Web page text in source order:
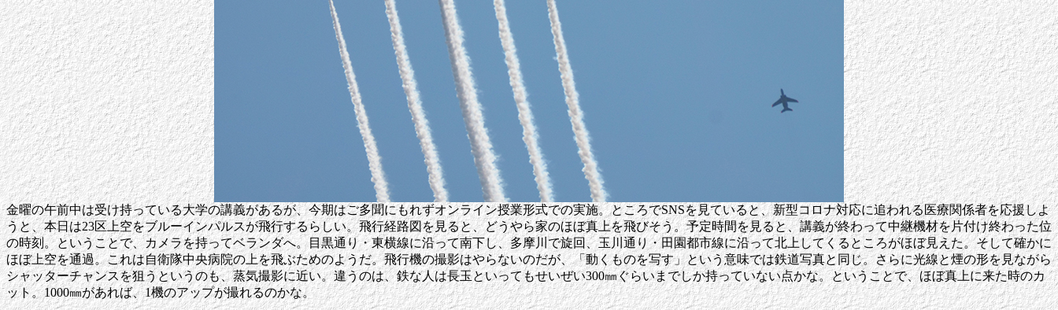
金曜の午前中は受け持っている大学の講義があるが、今期はご多聞にもれずオンライン授業形式での実施。ところでSNSを見ていると、新型コロナ対応に追われる医療関係者を応援しよ
うと、本日は23区上空をブルーインパルスが飛行するらしい。飛行経路図を見ると、どうやら家のほぼ真上を飛びそう。予定時間を見ると、講義が終わって中継機材を片付け終わった位
の時刻。ということで、カメラを持ってベランダへ。目黒通り・東横線に沿って南下し、多摩川で旋回、玉川通り・田園都市線に沿って北上してくるところがほぼ見えた。そして確かに
ほぼ上空を通過。これは自衛隊中央病院の上を飛ぶためのようだ。飛行機の撮影はやらないのだが、「動くものを写す」という意味では鉄道写真と同じ。さらに光線と煙の形を見ながら
シャッターチャンスを狙うというのも、蒸気撮影に近い。違うのは、鉄な人は長玉といってもせいぜい300㎜ぐらいまでしか持っていない点かな。ということで、ほぼ真上に来た時のカ
ット。1000㎜があれば、1機のアップが撮れるのかな。